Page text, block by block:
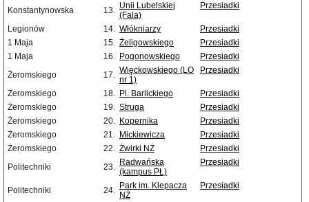
Konstantynowska
13. Unii Lubelskiej
(Fala)
Przesiadki
Legionów 14. Włókniarzy
Przesiadki
1 Maja
15. Żeligowskiego
Przesiadki
1 Maja
16. Pogonowskiego
Przesiadki
Żeromskiego
17. Więckowskiego (LO
nr 1)
Przesiadki
Żeromskiego 18. Pl. Barlickiego
Przesiadki
Żeromskiego
19. Struga
Przesiadki
Żeromskiego
20. Kopernika
Przesiadki
Żeromskiego
21. Mickiewicza
Przesiadki
Żeromskiego
22. Żwirki NŻ
Przesiadki
Politechniki
23. Radwańska
(kampus PŁ)
Przesiadki
Politechniki 24. Park im. Klepacza
NŻ
Przesiadki